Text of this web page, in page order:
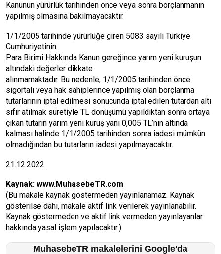
Kanunun yürürlük tarihinden önce veya sonra borçlanmanın
yapılmış olmasına bakılmayacaktır.
1/1/2005 tarihinde yürürlüğe giren 5083 sayılı Türkiye
Cumhuriyetinin
Para Birimi Hakkında Kanun gereğince yarım yeni kuruşun
altındaki değerler dikkate
alınmamaktadır. Bu nedenle, 1/1/2005 tarihinden önce
sigortalı veya hak sahiplerince yapılmış olan borçlanma
tutarlarının iptal edilmesi sonucunda iptal edilen tutardan altı
sıfır atılmak suretiyle TL dönüşümü yapıldıktan sonra ortaya
çıkan tutarın yarım yeni kuruş yani 0,005 TL’nın altında
kalması halinde 1/1/2005 tarihinden sonra iadesi mümkün
olmadığından bu tutarların iadesi yapılmayacaktır.
21.12.2022
Kaynak: www.MuhasebeTR.com
(Bu makale kaynak göstermeden yayınlanamaz. Kaynak
gösterilse dahi, makale aktif link verilerek yayınlanabilir.
Kaynak göstermeden ve aktif link vermeden yayınlayanlar
hakkında yasal işlem yapılacaktır.)
MuhasebeTR makalelerini Google'da